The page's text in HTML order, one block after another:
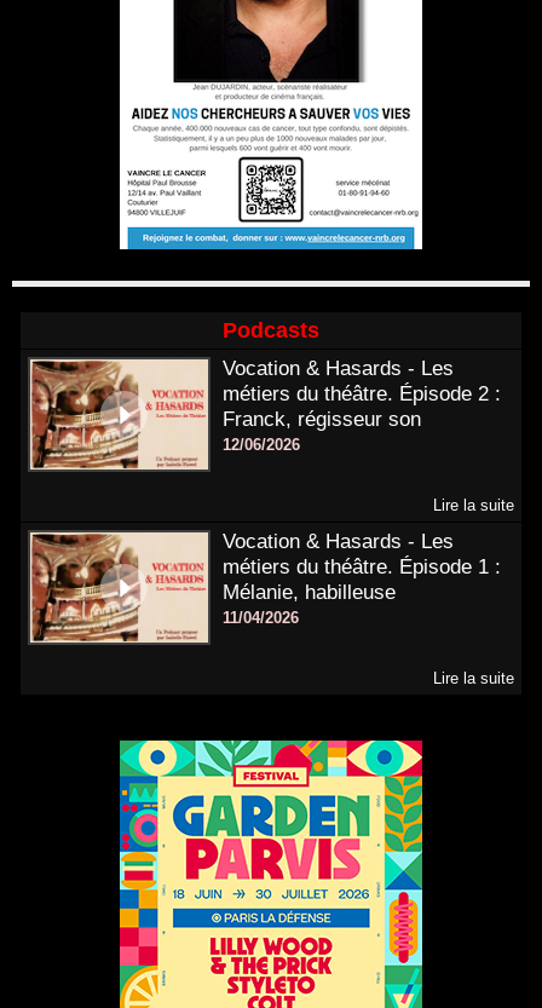
Podcasts
Vocation & Hasards - Les
métiers du théâtre. Épisode 2 :
Franck, régisseur son
12/06/2026
Lire la suite
Vocation & Hasards - Les
métiers du théâtre. Épisode 1 :
Mélanie, habilleuse
11/04/2026
Lire la suite